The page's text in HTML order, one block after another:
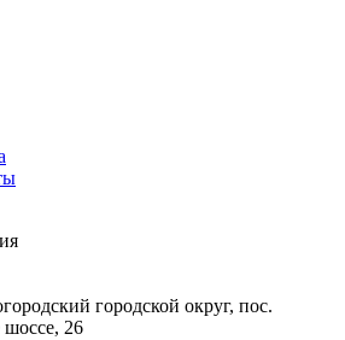
городской округ, пос.
шоссе, 26